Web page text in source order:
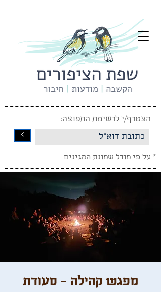
* על פי מודל שמונת המגינים
הצטרף/י לרשימת התפוצה:
<
מפגש קהילה - סעודת